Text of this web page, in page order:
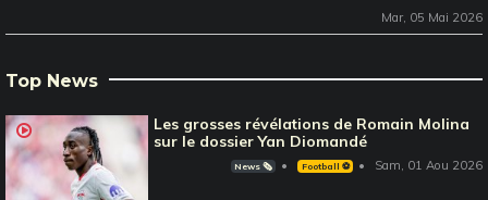
Mar, 05 Mai 2026
Top News
Les grosses révélations de Romain Molina
sur le dossier Yan Diomandé
News 🗞️ Football ⚽️ Sam, 01 Aou 2026